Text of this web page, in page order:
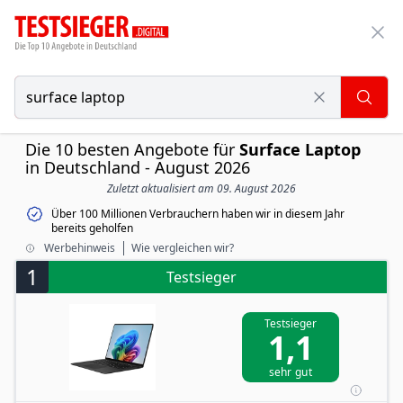
Die 10 besten Angebote für Surface Laptop
in Deutschland - August 2026
Zuletzt aktualisiert am 09. August 2026
Über 100 Millionen Verbrauchern haben wir in diesem Jahr
bereits geholfen
Werbehinweis
Wie vergleichen wir?
1 Testsieger
Testsieger
1,1
sehr gut